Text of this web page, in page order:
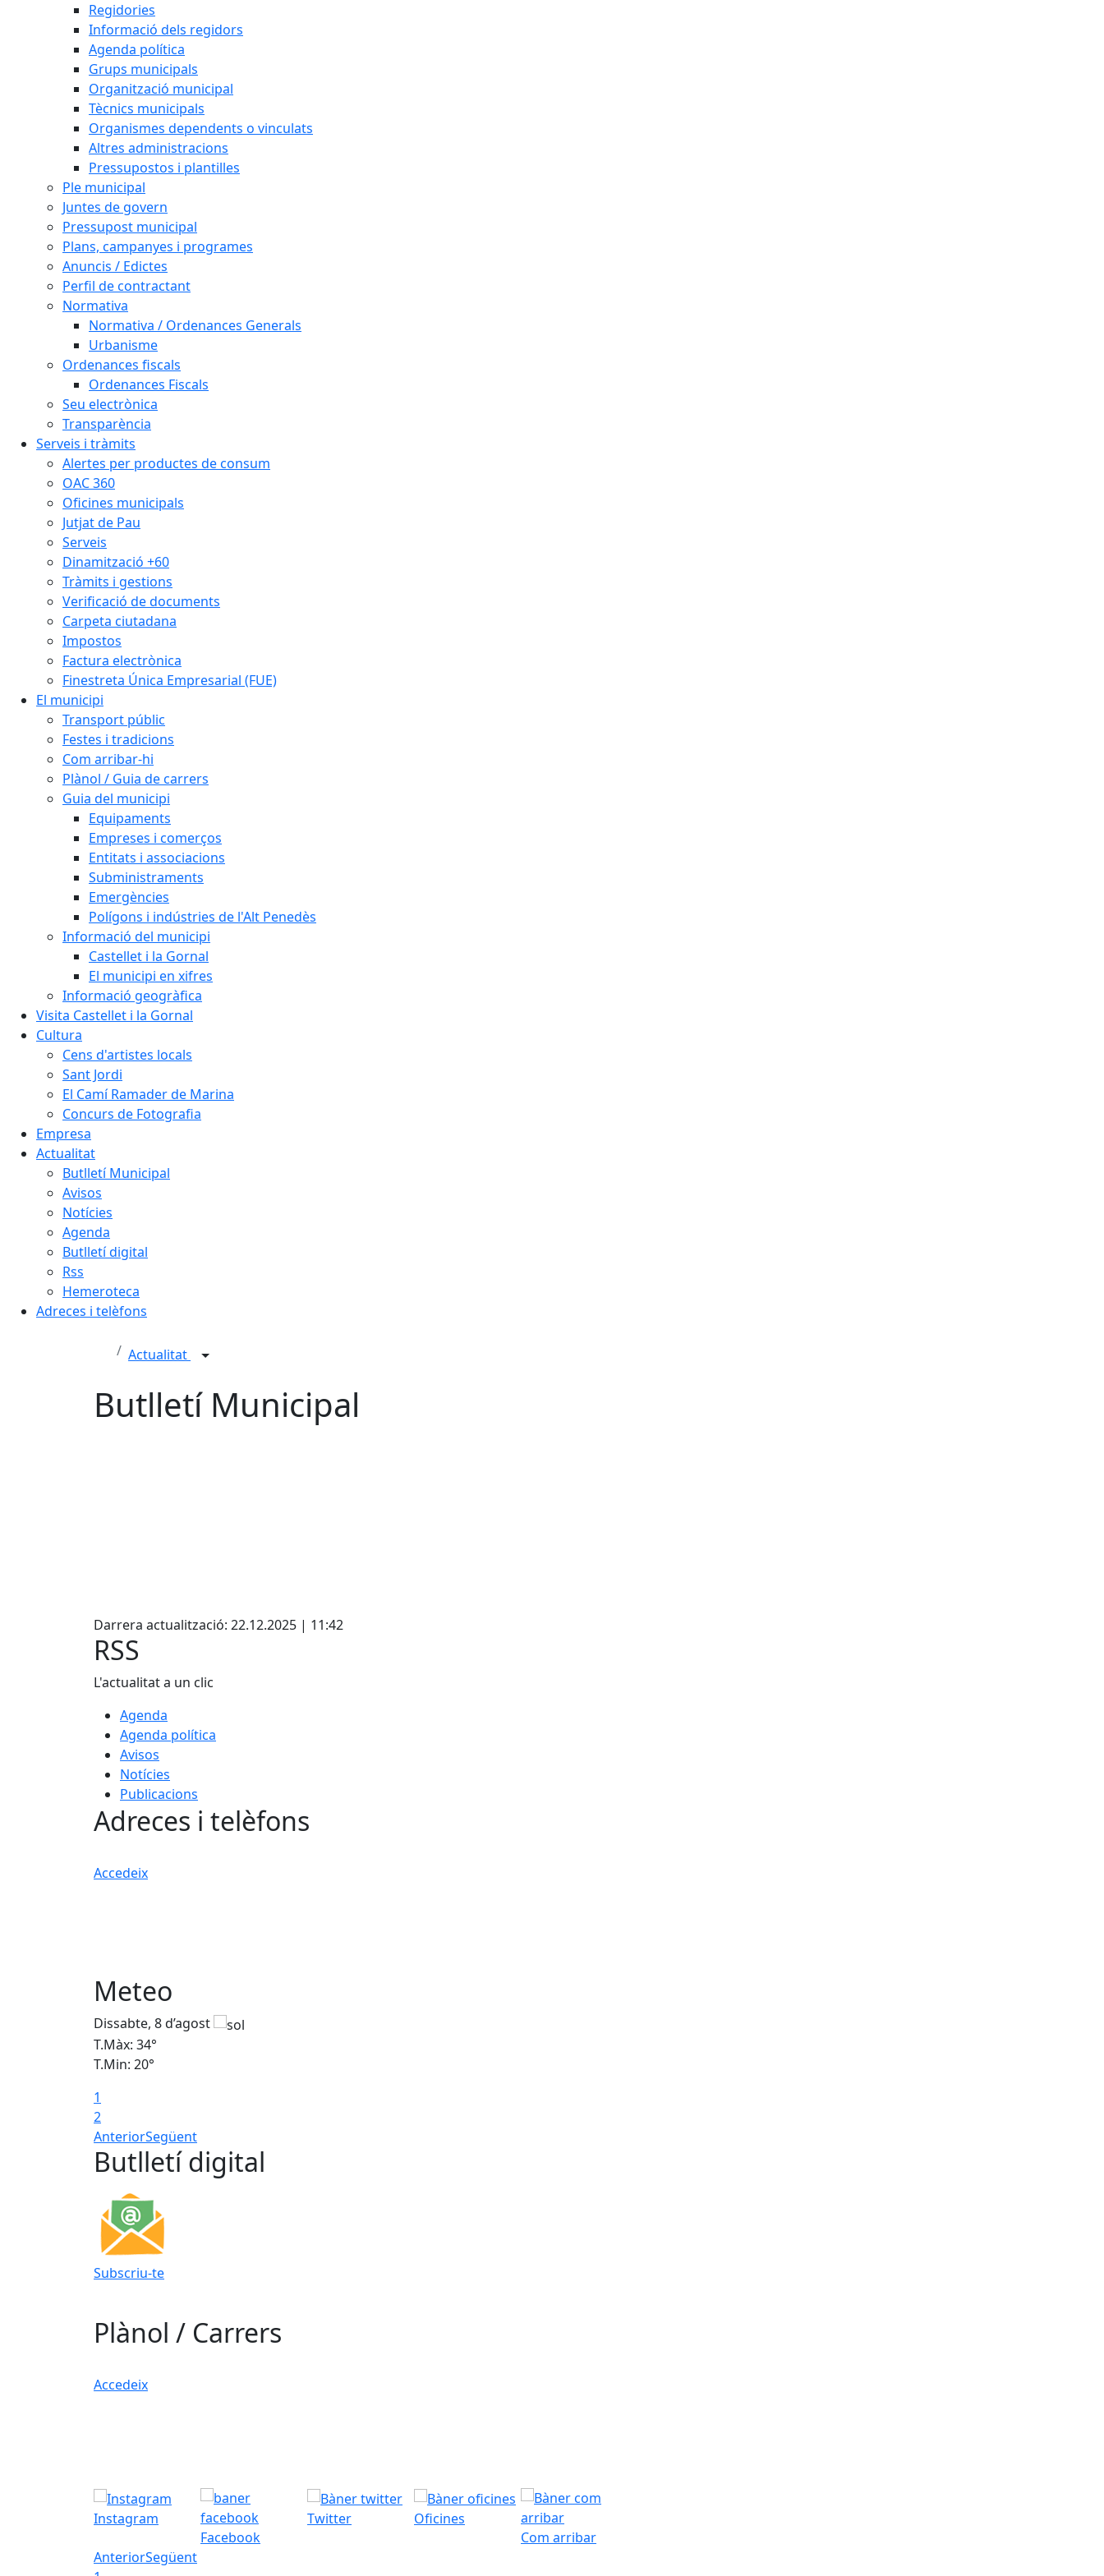
Regidories
Informació dels regidors
Agenda política
Grups municipals
Organització municipal
Tècnics municipals
Organismes dependents o vinculats
Altres administracions
Pressupostos i plantilles
Ple municipal
Juntes de govern
Pressupost municipal
Plans, campanyes i programes
Anuncis / Edictes
Perfil de contractant
Normativa
Normativa / Ordenances Generals
Urbanisme
Ordenances fiscals
Ordenances Fiscals
Seu electrònica
Transparència
Serveis i tràmits
Alertes per productes de consum
OAC 360
Oficines municipals
Jutjat de Pau
Serveis
Dinamització +60
Tràmits i gestions
Verificació de documents
Carpeta ciutadana
Impostos
Factura electrònica
Finestreta Única Empresarial (FUE)
El municipi
Transport públic
Festes i tradicions
Com arribar-hi
Plànol / Guia de carrers
Guia del municipi
Equipaments
Empreses i comerços
Entitats i associacions
Subministraments
Emergències
Polígons i indústries de l'Alt Penedès
Informació del municipi
Castellet i la Gornal
El municipi en xifres
Informació geogràfica
Visita Castellet i la Gornal
Cultura
Cens d'artistes locals
Sant Jordi
El Camí Ramader de Marina
Concurs de Fotografia
Empresa
Actualitat
Butlletí Municipal
Avisos
Notícies
Agenda
Butlletí digital
Rss
Hemeroteca
Adreces i telèfons
Actualitat
Butlletí Municipal
Darrera actualització: 22.12.2025 | 11:42
RSS
L'actualitat a un clic
Agenda
Agenda política
Avisos
Notícies
Publicacions
Adreces i telèfons
Accedeix
Meteo
Dissabte, 8 d’agost
T.Màx: 34°
T.Min: 20°
1
2
AnteriorSegüent
Butlletí digital
Subscriu-te
Plànol / Carrers
Accedeix
Instagram
Facebook
Twitter
Oficines
Com arribar
AnteriorSegüent